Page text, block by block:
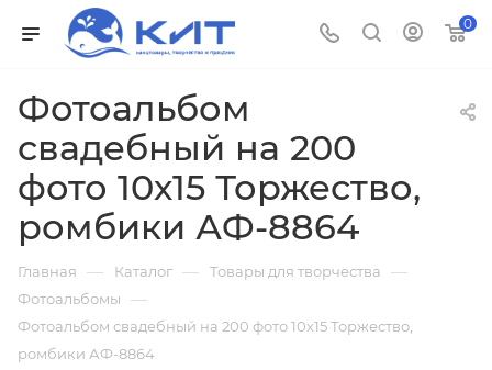
0
Фотоальбом
свадебный на 200
фото 10х15 Торжество,
ромбики АФ-8864
Главная — Каталог — Товары для творчества —
Фотоальбомы —
Фотоальбом свадебный на 200 фото 10х15 Торжество,
ромбики АФ-8864